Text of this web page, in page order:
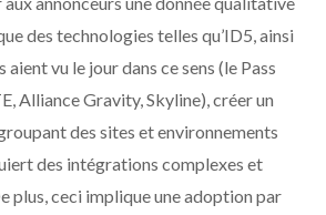
des technologies telles qu’ID5, ainsi
aient vu le jour dans ce sens (le Pass
Alliance Gravity, Skyline), créer un
des sites et environnements
des intégrations complexes et
plus, ceci implique une adoption par